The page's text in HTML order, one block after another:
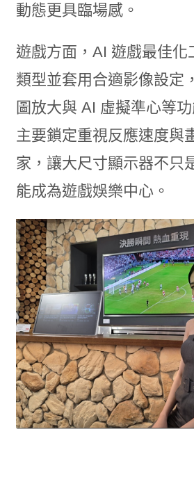
動態更具臨場感。
遊戲方面，AI 遊戲最佳化
類型並套用合適影像設定
圖放大與 AI 虛擬準心等
主要鎖定重視反應速度與
家，讓大尺寸顯示器不只
能成為遊戲娛樂中心。